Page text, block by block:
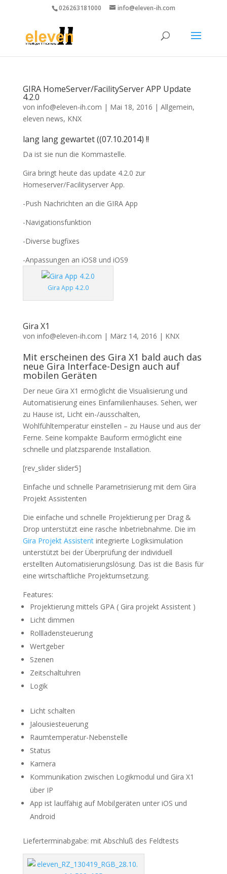
026263181000 info@eleven-ih.com
GIRA HomeServer/FacilityServer APP Update
4.2.0
von info@eleven-ih.com | Mai 18, 2016 | Allgemein,
eleven news, KNX
lang lang gewartet ((07.10.2014) !!
Da ist sie nun die Kommastelle.
Gira bringt heute das update 4.2.0 zur
Homeserver/Facilityserver App.
-Push Nachrichten an die GIRA App
-Navigationsfunktion
-Diverse bugfixes
-Anpassungen an iOS8 und iOS9
Gira App 4.2.0
Gira X1
von info@eleven-ih.com | März 14, 2016 | KNX
Mit erscheinen des Gira X1 bald auch das
neue Gira Interface-Design auch auf
mobilen Geräten
Der neue Gira X1 ermöglicht die Visualisierung und
Automatisierung eines Einfamilienhauses. Sehen, wer
zu Hause ist, Licht ein-/ausschalten,
Wohlfühltemperatur einstellen – zu Hause und aus der
Ferne. Seine kompakte Bauform ermöglicht eine
schnelle und platzsparende Installation.
[rev_slider slider5]
Einfache und schnelle Parametrisierung mit dem Gira
Projekt Assistenten
Die einfache und schnelle Projektierung per Drag &
Drop unterstützt eine rasche Inbetriebnahme. Die im
Gira Projekt Assistentintegrierte Logiksimulation
unterstützt bei der Überprüfung der individuell
erstellten Automatisierungslösung. Das ist die Basis für
eine wirtschaftliche Projektumsetzung.
Features:
Projektierung mittels GPA ( Gira projekt Assistent )
Licht dimmen
Rollladensteuerung
Wertgeber
Szenen
Zeitschaltuhren
Logik
Licht schalten
Jalousiesteuerung
Raumtemperatur-Nebenstelle
Status
Kamera
Kommunikation zwischen Logikmodul und Gira X1
über IP
App ist lauffähig auf Mobilgeräten unter iOS und
Android
Lieferterminabgabe: mit Abschluß des Feldtests